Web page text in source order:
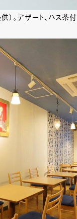
）。デザート、ハス茶付